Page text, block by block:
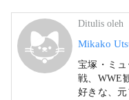
Ditulis oleh
Mikako
宝塚・ミ
戦、WWE
好きな、